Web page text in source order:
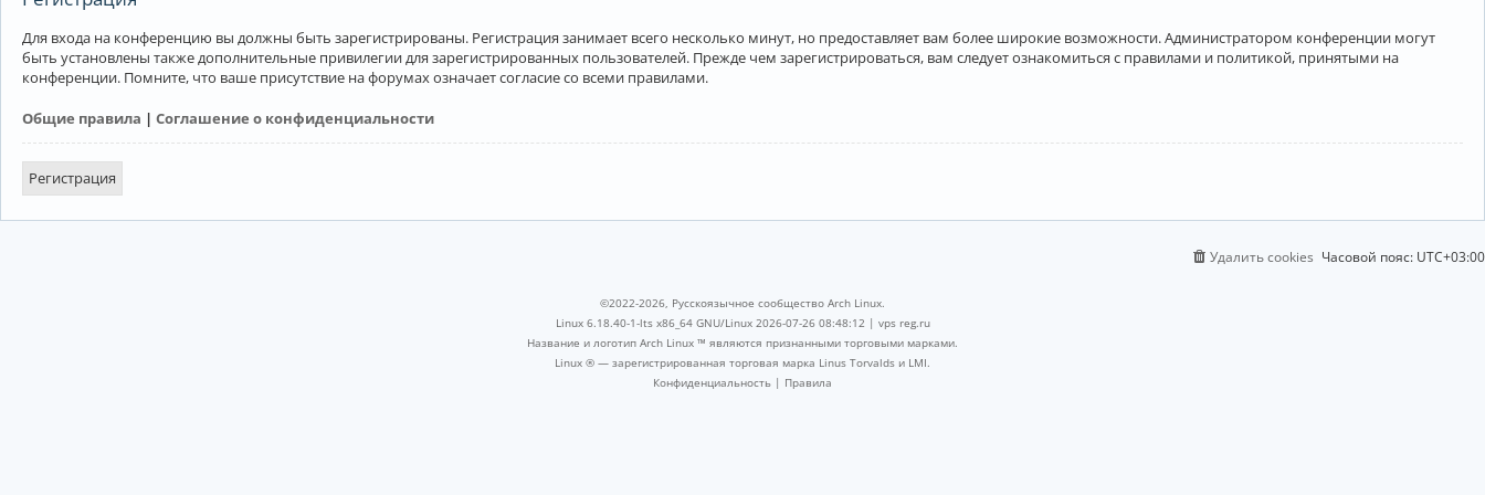
Для входа на конференцию вы должны быть зарегистрированы. Регистрация занимает всего несколько минут, но предоставляет вам более широкие возможности. Администратором конференции могут
быть установлены также дополнительные привилегии для зарегистрированных пользователей. Прежде чем зарегистрироваться, вам следует ознакомиться с правилами и политикой, принятыми на
конференции. Помните, что ваше присутствие на форумах означает согласие со всеми правилами.
Общие правила | Соглашение о конфиденциальности
Регистрация
Часовой пояс: UTC+03:00
Удалить cookies
©2022-2026, Русскоязычное сообщество Arch Linux.
Linux 6.18.40-1-lts x86_64 GNU/Linux 2026-07-26 08:48:12 | vps reg.ru
Название и логотип Arch Linux ™ являются признанными торговыми марками.
Linux ® — зарегистрированная торговая марка Linus Torvalds и LMI.
Конфиденциальность | Правила